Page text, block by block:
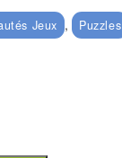
Jeux , Puzzles